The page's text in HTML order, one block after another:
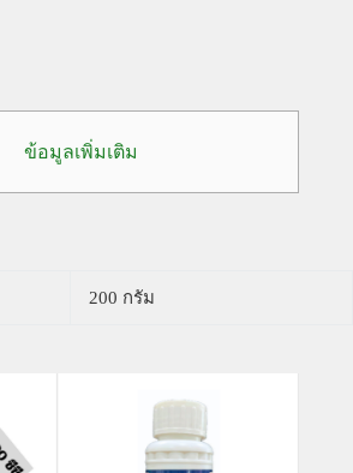
ข้อมูลเพิ่มเติม
200 กรัม